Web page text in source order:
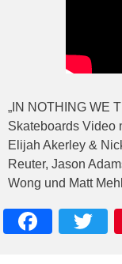
„IN NOTHING WE
Skateboards Video
Elijah Akerley &
Reuter, Jason
Wong und Matt